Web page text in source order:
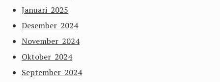
Januari 2025
Desember 2024
November 2024
Oktober 2024
September 2024